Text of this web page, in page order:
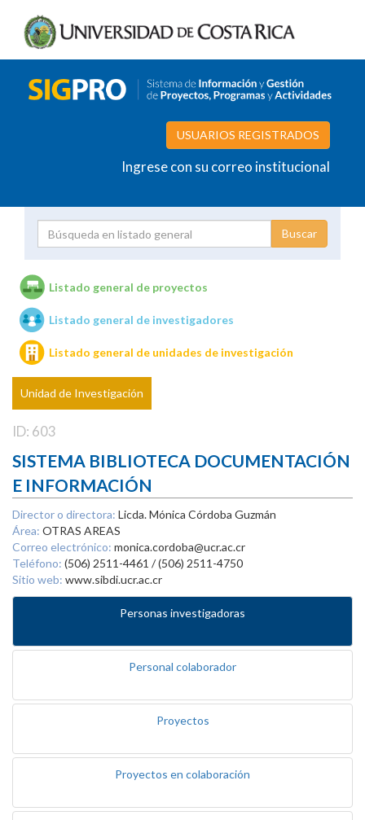
USUARIOS REGISTRADOS
Ingrese con su correo institucional
Unidades de investigación
Listado general de proyectos
Listado general de investigadores
Listado general de unidades de investigación
Unidad de Investigación
ID: 603
SISTEMA BIBLIOTECA DOCUMENTACIÓN
E INFORMACIÓN
Director o directora: Licda. Mónica Córdoba Guzmán
Área: OTRAS AREAS
Correo electrónico: monica.cordoba@ucr.ac.cr
Teléfono: (506) 2511-4461 / (506) 2511-4750
Sitio web: www.sibdi.ucr.ac.cr
Personas investigadoras
Personal colaborador
Proyectos
Proyectos en colaboración